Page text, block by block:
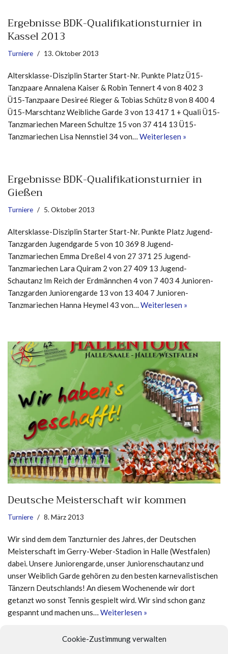
Cookie-Zustimmung verwalten
Ergebnisse BDK-Qualifikationsturnier in
Kassel 2013
Turniere 13. Oktober 2013
Altersklasse-Disziplin Starter Start-Nr. Punkte Platz Ü15-
Tanzpaare Annalena Kaiser & Robin Tennert 4 von 8 402 3
Ü15-Tanzpaare Desireé Rieger & Tobias Schütz 8 von 8 400 4
Ü15-Marschtanz Weibliche Garde 3 von 13 417 1 + Quali Ü15-
Tanzmariechen Mareen Schultze 15 von 37 414 13 Ü15-
Tanzmariechen Lisa Nennstiel 34 von… Weiterlesen »
Ergebnisse BDK-Qualifikationsturnier in
Gießen
Turniere 5. Oktober 2013
Altersklasse-Disziplin Starter Start-Nr. Punkte Platz Jugend-
Tanzgarden Jugendgarde 5 von 10 369 8 Jugend-
Tanzmariechen Emma Dreßel 4 von 27 371 25 Jugend-
Tanzmariechen Lara Quiram 2 von 27 409 13 Jugend-
Schautanz Im Reich der Erdmännchen 4 von 7 403 4 Junioren-
Tanzgarden Juniorengarde 13 von 13 404 7 Junioren-
Tanzmariechen Hanna Heymel 43 von… Weiterlesen »
Deutsche Meisterschaft wir kommen
Turniere 8. März 2013
Wir sind dem dem Tanzturnier des Jahres, der Deutschen
Meisterschaft im Gerry-Weber-Stadion in Halle (Westfalen)
dabei. Unsere Juniorengarde, unser Juniorenschautanz und
unser Weiblich Garde gehören zu den besten karnevalistischen
Tänzern Deutschlands! An diesem Wochenende wir dort
getanzt wo sonst Tennis gespielt wird. Wir sind schon ganz
gespannt und machen uns… Weiterlesen »